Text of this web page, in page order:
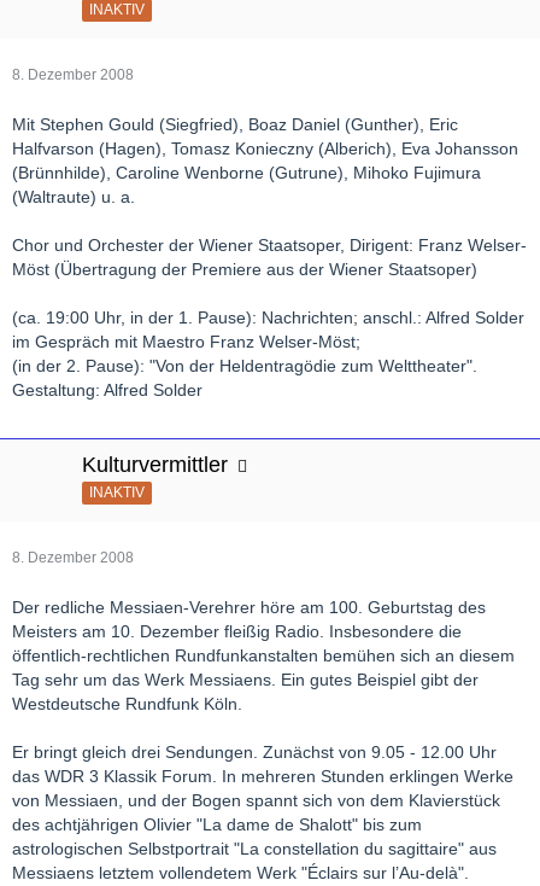
INAKTIV
8. Dezember 2008
Mit Stephen Gould (Siegfried), Boaz Daniel (Gunther), Eric
Halfvarson (Hagen), Tomasz Konieczny (Alberich), Eva Johansson
(Brünnhilde), Caroline Wenborne (Gutrune), Mihoko Fujimura
(Waltraute) u. a.
Chor und Orchester der Wiener Staatsoper, Dirigent: Franz Welser-
Möst (Übertragung der Premiere aus der Wiener Staatsoper)
(ca. 19:00 Uhr, in der 1. Pause): Nachrichten; anschl.: Alfred Solder
im Gespräch mit Maestro Franz Welser-Möst;
(in der 2. Pause): "Von der Heldentragödie zum Welttheater".
Gestaltung: Alfred Solder
Kulturvermittler
INAKTIV
8. Dezember 2008
Der redliche Messiaen-Verehrer höre am 100. Geburtstag des
Meisters am 10. Dezember fleißig Radio. Insbesondere die
öffentlich-rechtlichen Rundfunkanstalten bemühen sich an diesem
Tag sehr um das Werk Messiaens. Ein gutes Beispiel gibt der
Westdeutsche Rundfunk Köln.
Er bringt gleich drei Sendungen. Zunächst von 9.05 - 12.00 Uhr
das WDR 3 Klassik Forum. In mehreren Stunden erklingen Werke
von Messiaen, und der Bogen spannt sich von dem Klavierstück
des achtjährigen Olivier "La dame de Shalott" bis zum
astrologischen Selbstportrait "La constellation du sagittaire" aus
Messiaens letztem vollendetem Werk "Éclairs sur l’Au-delà".